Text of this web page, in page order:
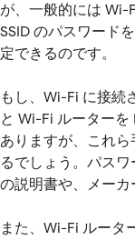
が、一般的には Wi-
SSID のパスワード
定できるのです。
もし、Wi-Fi に接続
と Wi-Fi ルーター
ありますが、これ
るでしょう。パス
の説明書や、メーカ
また、Wi-Fi ルータ